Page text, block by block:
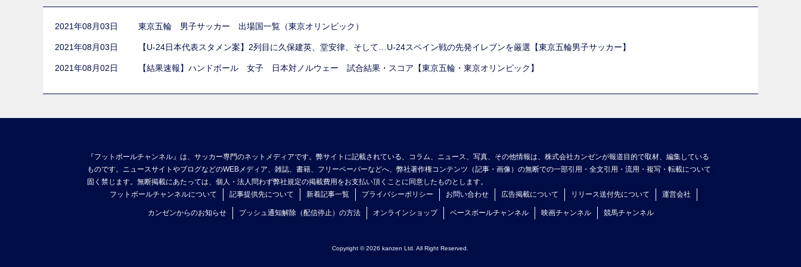
2021年08月03日 東京五輪 男子サッカー 出場国一覧（東京オリンピック）
2021年08月03日 【U-24日本代表スタメン案】2列目に久保建英、堂安律、そして…U-24スペイン戦の先発イレブンを厳選【東京五輪男子サッカー】
2021年08月02日 【結果速報】ハンドボール 女子 日本対ノルウェー 試合結果・スコア【東京五輪・東京オリンピック】
『フットボールチャンネル』は、サッカー専門のネットメディアです。弊サイトに記載されている、コラム、ニュース、写真、その他情報は、株式会社カンゼンが報道目的で取材、編集している
ものです。ニュースサイトやブログなどのWEBメディア、雑誌、書籍、フリーペーパーなどへ、弊社著作権コンテンツ（記事・画像）の無断での一部引用・全文引用・流用・複写・転載について
固く禁じます。無断掲載にあたっては、個人・法人問わず弊社規定の掲載費用をお支払い頂くことに同意したものとします。
フットボールチャンネルについて
記事提供先について 新着記事一覧 プライバシーポリシー お問い合わせ 広告掲載について リリース送付先について 運営会社
カンゼンからのお知らせ プッシュ通知解除（配信停止）の方法 オンラインショップ ベースボールチャンネル 映画チャンネル 競馬チャンネル
Copyright © 2026 kanzen Ltd. All Right Reserved.